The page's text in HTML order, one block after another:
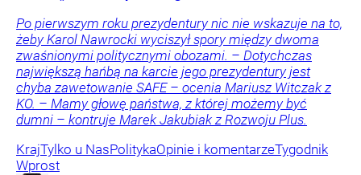
Po pierwszym roku prezydentury nic nie wskazuje na to,
żeby Karol Nawrocki wyciszył spory między dwoma
zwaśnionymi politycznymi obozami. – Dotychczas
największą hańbą na karcie jego prezydentury jest
chyba zawetowanie SAFE – ocenia Mariusz Witczak z
KO. – Mamy głowę państwa, z której możemy być
dumni – kontruje Marek Jakubiak z Rozwoju Plus.
KrajTylko u NasPolitykaOpinie i komentarzeTygodnik
Wprost